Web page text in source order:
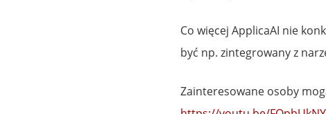
Co więcej ApplicaAI nie
być np. zintegrowany z
Zainteresowane osoby